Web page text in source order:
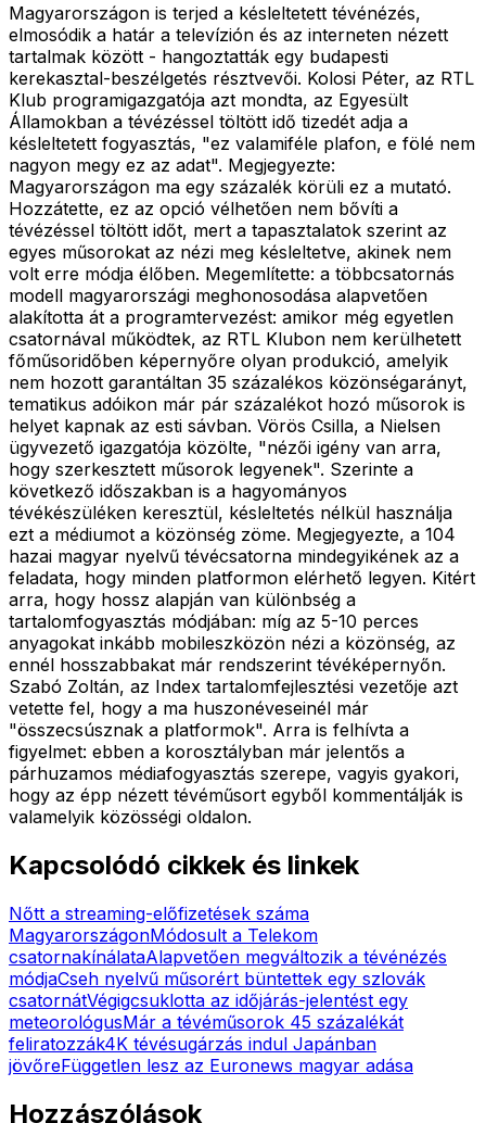
Magyarországon is terjed a késleltetett tévénézés,
elmosódik a határ a televízión és az interneten nézett
tartalmak között - hangoztatták egy budapesti
kerekasztal-beszélgetés résztvevői. Kolosi Péter, az RTL
Klub programigazgatója azt mondta, az Egyesült
Államokban a tévézéssel töltött idő tizedét adja a
késleltetett fogyasztás, "ez valamiféle plafon, e fölé nem
nagyon megy ez az adat". Megjegyezte:
Magyarországon ma egy százalék körüli ez a mutató.
Hozzátette, ez az opció vélhetően nem bővíti a
tévézéssel töltött időt, mert a tapasztalatok szerint az
egyes műsorokat az nézi meg késleltetve, akinek nem
volt erre módja élőben. Megemlítette: a többcsatornás
modell magyarországi meghonosodása alapvetően
alakította át a programtervezést: amikor még egyetlen
csatornával működtek, az RTL Klubon nem kerülhetett
főműsoridőben képernyőre olyan produkció, amelyik
nem hozott garantáltan 35 százalékos közönségarányt,
tematikus adóikon már pár százalékot hozó műsorok is
helyet kapnak az esti sávban. Vörös Csilla, a Nielsen
ügyvezető igazgatója közölte, "nézői igény van arra,
hogy szerkesztett műsorok legyenek". Szerinte a
következő időszakban is a hagyományos
tévékészüléken keresztül, késleltetés nélkül használja
ezt a médiumot a közönség zöme. Megjegyezte, a 104
hazai magyar nyelvű tévécsatorna mindegyikének az a
feladata, hogy minden platformon elérhető legyen. Kitért
arra, hogy hossz alapján van különbség a
tartalomfogyasztás módjában: míg az 5-10 perces
anyagokat inkább mobileszközön nézi a közönség, az
ennél hosszabbakat már rendszerint tévéképernyőn.
Szabó Zoltán, az Index tartalomfejlesztési vezetője azt
vetette fel, hogy a ma huszonéveseinél már
"összecsúsznak a platformok". Arra is felhívta a
figyelmet: ebben a korosztályban már jelentős a
párhuzamos médiafogyasztás szerepe, vagyis gyakori,
hogy az épp nézett tévéműsort egyből kommentálják is
valamelyik közösségi oldalon.
Kapcsolódó cikkek és linkek
Nőtt a streaming-előfizetések száma
MagyarországonMódosult a Telekom
csatornakínálataAlapvetően megváltozik a tévénézés
módjaCseh nyelvű műsorért büntettek egy szlovák
csatornátVégigcsuklotta az időjárás-jelentést egy
meteorológusMár a tévéműsorok 45 százalékát
feliratozzák4K tévésugárzás indul Japánban
jövőreFüggetlen lesz az Euronews magyar adása
Hozzászólások